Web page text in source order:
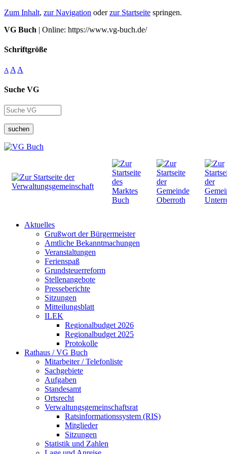
Zum Inhalt, zur Navigation oderzur Startseite springen.
VG Buch | Online: https://www.vg-buch.de/
Schriftgröße
A A A
Suche VG
suchen
Aktuelles
Grußwort der Bürgermeister
Amtliche Bekanntmachungen
Veranstaltungen
Ferienspaß
Grundsteuerreform
Stellenangebote
Presseberichte
Sitzungen
Mitteilungsblatt
ILEK
Regionalbudget 2026
Regionalbudget 2025
Protokolle
Rathaus / VG Buch
Mitarbeiter / Telefonliste
Sachgebiete
Aufgaben
Standesamt
Ortsrecht
Verwaltungsgemeinschaftsrat
Ratsinformationssystem (RIS)
Mitglieder
Sitzungen
Statistik und Zahlen